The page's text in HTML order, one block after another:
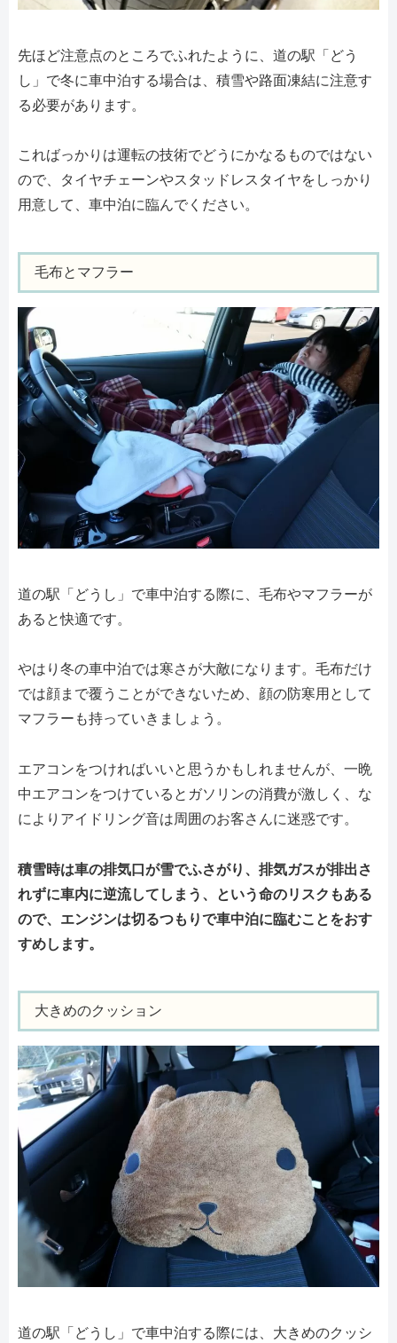
先ほど注意点のところでふれたように、道の駅「どう
し」で冬に車中泊する場合は、積雪や路面凍結に注意す
る必要があります。
こればっかりは運転の技術でどうにかなるものではない
ので、タイヤチェーンやスタッドレスタイヤをしっかり
用意して、車中泊に臨んでください。
毛布とマフラー
道の駅「どうし」で車中泊する際に、毛布やマフラーが
あると快適です。
やはり冬の車中泊では寒さが大敵になります。毛布だけ
では顔まで覆うことができないため、顔の防寒用として
マフラーも持っていきましょう。
エアコンをつければいいと思うかもしれませんが、一晩
中エアコンをつけているとガソリンの消費が激しく、な
によりアイドリング音は周囲のお客さんに迷惑です。
積雪時は車の排気口が雪でふさがり、排気ガスが排出さ
れずに車内に逆流してしまう、という命のリスクもある
ので、エンジンは切るつもりで車中泊に臨むことをおす
すめします。
大きめのクッション
道の駅「どうし」で車中泊する際には、大きめのクッシ